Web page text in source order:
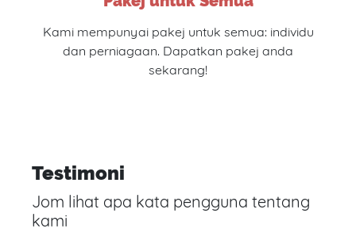
Kami mempunyai pakej untuk semua: individu
dan perniagaan. Dapatkan pakej anda
sekarang!
Testimoni
Jom lihat apa kata pengguna tentang
kami